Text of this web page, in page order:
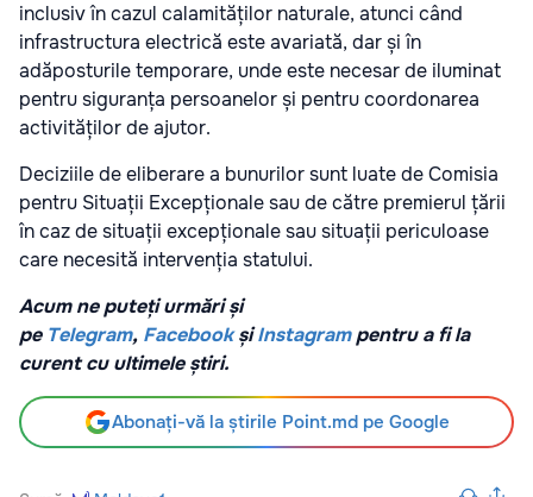
inclusiv în cazul calamităților naturale, atunci când
infrastructura electrică este avariată, dar și în
adăposturile temporare, unde este necesar de iluminat
pentru siguranța persoanelor și pentru coordonarea
activităților de ajutor.
Deciziile de eliberare a bunurilor sunt luate de Comisia
pentru Situații Excepționale sau de către premierul țării
în caz de situații excepționale sau situații periculoase
care necesită intervenția statului.
Acum ne puteți urmări și
pe Telegram, FacebookșiInstagrampentru a fi la
curent cu ultimele știri.
Abonați-vă la știrile Point.md pe Google